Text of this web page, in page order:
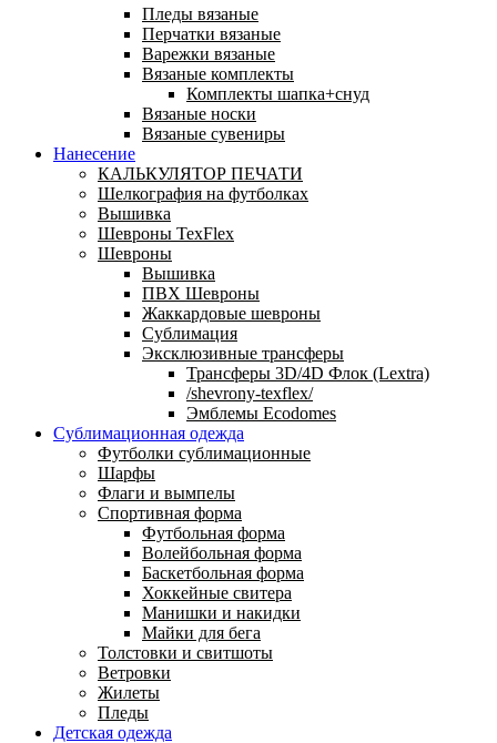
Пледы вязаные
Перчатки вязаные
Варежки вязаные
Вязаные комплекты
Комплекты шапка+снуд
Вязаные носки
Вязаные сувениры
Нанесение
КАЛЬКУЛЯТОР ПЕЧАТИ
Шелкография на футболках
Вышивка
Шевроны TexFlex
Шевроны
Вышивка
ПВХ Шевроны
Жаккардовые шевроны
Сублимация
Эксклюзивные трансферы
Трансферы 3D/4D Флок (Lextra)
/shevrony-texflex/
Эмблемы Ecodomes
Сублимационная одежда
Футболки сублимационные
Шарфы
Флаги и вымпелы
Спортивная форма
Футбольная форма
Волейбольная форма
Баскетбольная форма
Хоккейные свитера
Манишки и накидки
Майки для бега
Толстовки и свитшоты
Ветровки
Жилеты
Пледы
Детская одежда